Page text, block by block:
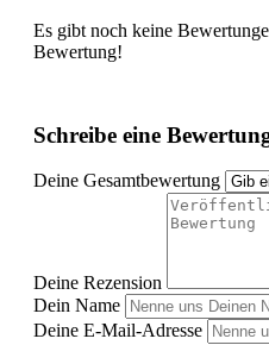
Es gibt noch keine
Bewertung!
Schreibe eine
Deine Gesamtbewertung
Deine Rezension
Dein Name
Deine E-Mail-Adresse